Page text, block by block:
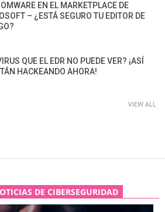
EN EL MARKETPLACE DE
– ¿ESTÁ SEGURO TU EDITOR DE
QUE EL EDR NO PUEDE VER? ¡ASÍ
HACKEANDO AHORA!
VIEW ALL
DE CIBERSEGURIDAD